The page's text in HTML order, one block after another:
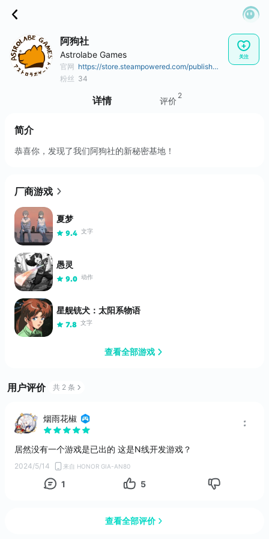
阿狗社
Astrolabe Games
官网
https://store.steampowered.com/publisher/ASTL
粉丝 34
关注
详情 评价
2
简介
恭喜你，发现了我们阿狗社的新秘密基地！
厂商游戏
夏梦
9.4 文字
愚灵
9.0 动作
星舰铳犬：太阳系物语
7.8 文字
休闲
勇者赶时间
查看全部游戏
用户评价 共 2 条
烟雨花椒
居然没有一个游戏是已出的 这是N线开发游戏？
2024/5/14 来自 HONOR GIA-AN80
1 5
查看全部评价